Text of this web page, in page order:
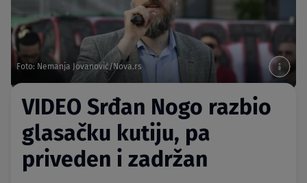
Foto: Nemanja Jovanović/Nova.rs
VIDEO Srđan Nogo razbio
glasačku kutiju, pa
priveden i zadržan